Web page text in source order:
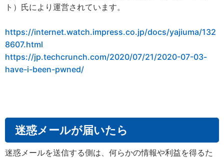
ト）氏により運営されています。
https://internet.watch.impress.co.jp/docs/yajiuma/132
8607.html
https://jp.techcrunch.com/2020/07/21/2020-07-03-
have-i-been-pwned/
迷惑メールが届いたら
迷惑メールを送信する側は、何らかの情報や利益を得るた